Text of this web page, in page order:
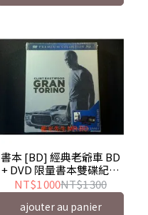
書本 [BD] 經典老爺車 BD
+ DVD 限量書本雙碟紀念
版 Gran Torino -【 登峰造
擊 】克林伊斯威特
NT$1 000NT$1 300
ajouter au panier